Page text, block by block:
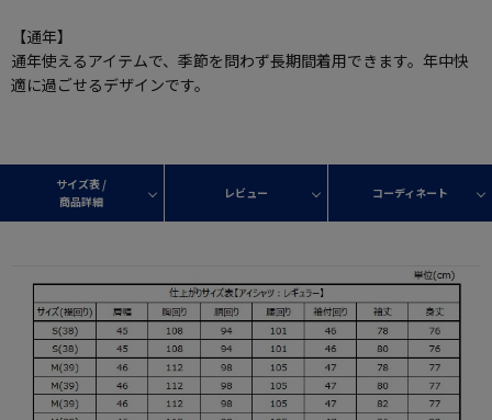
【通年】
通年使えるアイテムで、季節を問わず長期間着用できます。年中快
適に過ごせるデザインです。
サイズ表 /
商品詳細
レビュー コーディネート